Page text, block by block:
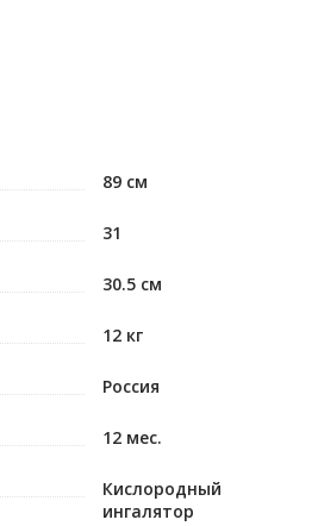
89 см
31
30.5 см
12 кг
Россия
12 мес.
Кислородный
ингалятор